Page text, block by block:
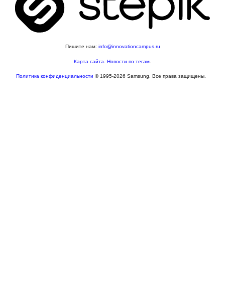
Пишите нам: info@innovationcampus.ru
Карта сайта Новости по тегам
Политика конфиденциальности © 1995-2026 Samsung. Все права защищены.